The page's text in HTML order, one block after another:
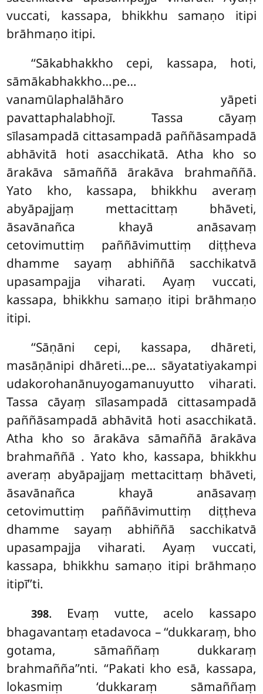
vuccati, kassapa, bhikkhu samaṇo itipi
brāhmaṇo itipi.
‘‘Sākabhakkho cepi, kassapa, hoti,
sāmākabhakkho…pe…
vanamūlaphalāhāro yāpeti
pavattaphalabhojī. Tassa cāyaṃ
sīlasampadā cittasampadā paññāsampadā
abhāvitā hoti asacchikatā. Atha kho so
ārakāva sāmaññā ārakāva brahmaññā.
Yato kho, kassapa, bhikkhu averaṃ
abyāpajjaṃ mettacittaṃ bhāveti,
āsavānañca khayā anāsavaṃ
cetovimuttiṃ paññāvimuttiṃ diṭṭheva
dhamme sayaṃ abhiññā sacchikatvā
upasampajja viharati. Ayaṃ vuccati,
kassapa, bhikkhu samaṇo itipi brāhmaṇo
itipi.
‘‘Sāṇāni cepi, kassapa, dhāreti,
masāṇānipi dhāreti…pe… sāyatatiyakampi
udakorohanānuyogamanuyutto viharati.
Tassa cāyaṃ sīlasampadā cittasampadā
paññāsampadā abhāvitā hoti asacchikatā.
Atha kho so ārakāva sāmaññā ārakāva
brahmaññā . Yato kho, kassapa, bhikkhu
averaṃ abyāpajjaṃ mettacittaṃ bhāveti,
āsavānañca khayā anāsavaṃ
cetovimuttiṃ paññāvimuttiṃ diṭṭheva
dhamme sayaṃ abhiññā sacchikatvā
upasampajja viharati. Ayaṃ vuccati,
kassapa, bhikkhu samaṇo itipi brāhmaṇo
itipī’’ti.
398. Evaṃ vutte, acelo kassapo
bhagavantaṃ etadavoca – ‘‘dukkaraṃ, bho
gotama, sāmaññaṃ dukkaraṃ
brahmañña’’nti. ‘‘Pakati kho esā, kassapa,
lokasmiṃ ‘dukkaraṃ sāmaññaṃ